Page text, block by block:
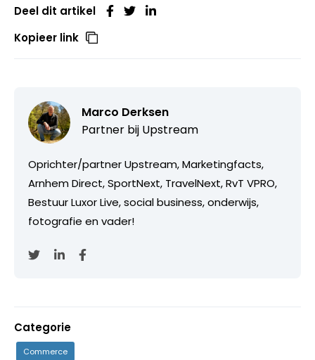
Deel dit artikel
Kopieer link
Marco Derksen
Partner bij Upstream
Oprichter/partner Upstream, Marketingfacts,
Arnhem Direct, SportNext, TravelNext, RvT VPRO,
Bestuur Luxor Live, social business, onderwijs,
fotografie en vader!
Categorie
Commerce